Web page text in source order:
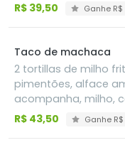
R$ 39,50
Ganhe
Taco de machaca
2 tortillas de milho
pimentões, alface
acompanha, milho,
cream e guacamole
R$ 43,50 Ganhe